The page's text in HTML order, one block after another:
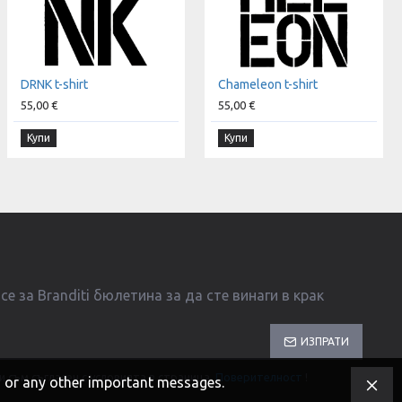
DRNK t-shirt
55,00 €
Купи
Chameleon t-shirt
55,00 €
Купи
за Branditi бюлетина за да сте винаги в крак
ИЗПРАТИ
съм съгласен с условията в страница Поверителност
any other important messages.